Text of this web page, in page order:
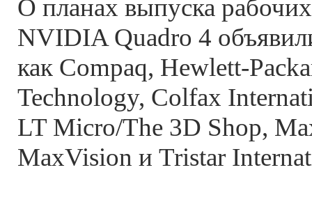
О планах выпуска
NVIDIA Quadro 4
как Compaq, Hewlett-
Technology, Colfax
LT Micro/The 3D Shop,
MaxVision и Tristar